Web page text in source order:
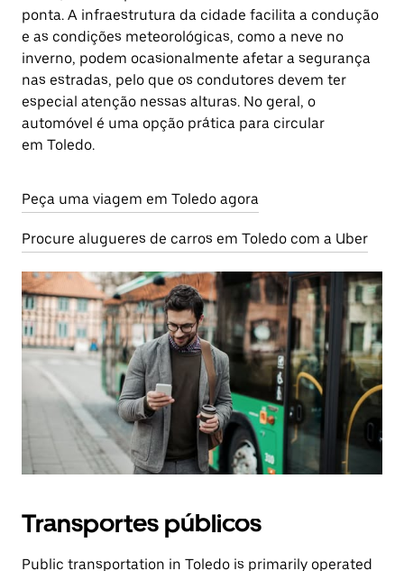
ponta. A infraestrutura da cidade facilita a condução
e as condições meteorológicas, como a neve no
inverno, podem ocasionalmente afetar a segurança
nas estradas, pelo que os condutores devem ter
especial atenção nessas alturas. No geral, o
automóvel é uma opção prática para circular
em Toledo.
Peça uma viagem em Toledo agora
Procure alugueres de carros em Toledo com a Uber
Transportes públicos
Public transportation in Toledo is primarily operated